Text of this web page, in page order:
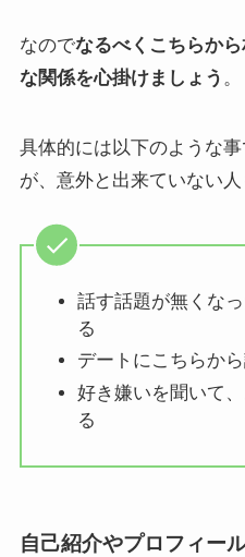
なのでなるべくこちらか
な関係を心掛けましょう 。
具体的には以下のような
が、意外と出来ていない人
話す話題が無くな
る
デートにこちらから
好き嫌いを聞いて
る
自己紹介やプロフィー